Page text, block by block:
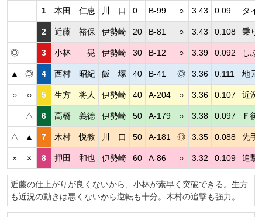
1 本田 仁恵 川 口 0 B-99 ○ 3.43 0.09 タイ
2 近藤 裕保 伊勢崎 20 B-81 ○ 3.43 0.108 乗り
◎ 3 小林 晃 伊勢崎 30 B-12 ○ 3.39 0.092 しぶ
▲ ◎ 4 西村 昭紀 飯 塚 40 B-41 ◎ 3.36 0.111 地元
○ ○ 5 生方 将人 伊勢崎 40 A-204 ○ 3.36 0.107 近況
△ 6 高橋 義徳 伊勢崎 50 A-179 ○ 3.38 0.097 Ｆ後
△ ▲ 7 木村 悦教 川 口 50 A-181 ◎ 3.35 0.088 先手
× × 8 押田 和也 伊勢崎 60 A-86 ○ 3.32 0.109 追撃
近藤の仕上がりが良くないから、小林が素早く突破できる。生方
も近況の動きは悪くないから逆転も十分。木村の追撃も強力。